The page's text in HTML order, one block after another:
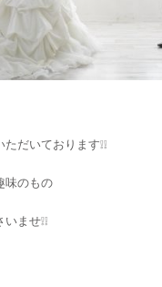
だいております❕❕
味のもの
ませ❕❕